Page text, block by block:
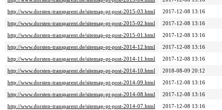
http://www.dorsten-transparent.de/sitemap-pt-post-2015-03.html
2017-12-08 13:16
http://www.dorsten-transparent.de/sitemap-pt-post-2015-02.html
2017-12-08 13:16
http://www.dorsten-transparent.de/sitemap-pt-post-2015-01.html
2017-12-08 13:16
http://www.dorsten-transparent.de/sitemap-pt-post-2014-12.html
2017-12-08 13:16
http://www.dorsten-transparent.de/sitemap-pt-post-2014-11.html
2017-12-08 13:16
http://www.dorsten-transparent.de/sitemap-pt-post-2014-10.html
2018-08-09 20:12
http://www.dorsten-transparent.de/sitemap-pt-post-2014-09.html
2017-12-08 13:16
http://www.dorsten-transparent.de/sitemap-pt-post-2014-08.html
2017-12-08 13:16
http://www.dorsten-transparent.de/sitemap-pt-post-2014-07.html
2017-12-08 13:16